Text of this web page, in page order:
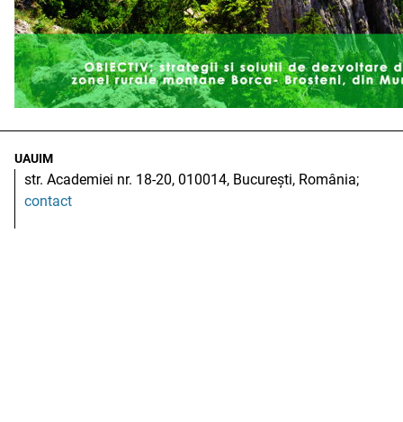
UAUIM
str. Academiei nr. 18-20, 010014, București, România;
contact